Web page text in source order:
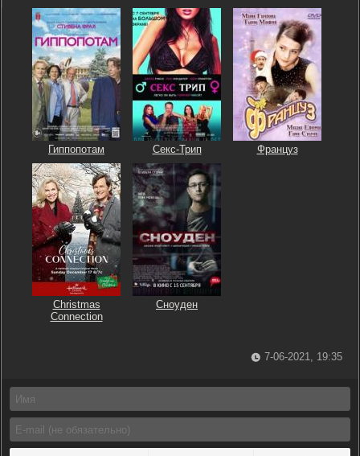
Гиппопотам Секс-Трип Француз
Christmas
Connection
Сноуден
7-06-2021, 19:35